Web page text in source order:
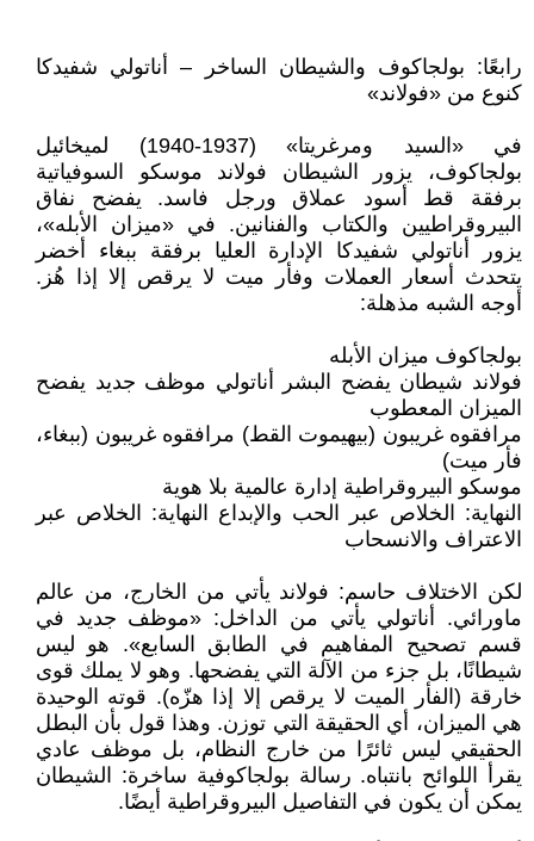
رابعًا: بولجاكوف والشيطان الساخر – أناتولي شفيدكا
كنوع من «فولاند»
في «السيد ومرغريتا» (1937-1940) لميخائيل
بولجاكوف، يزور الشيطان فولاند موسكو السوفياتية
برفقة قط أسود عملاق ورجل فاسد. يفضح نفاق
البيروقراطيين والكتاب والفنانين. في «ميزان الأبله»،
يزور أناتولي شفيدكا الإدارة العليا برفقة ببغاء أخضر
يتحدث أسعار العملات وفأر ميت لا يرقص إلا إذا هُز.
أوجه الشبه مذهلة:
بولجاكوف ميزان الأبله
فولاند شيطان يفضح البشر أناتولي موظف جديد يفضح
الميزان المعطوب
مرافقوه غريبون (بيهيموت القط) مرافقوه غريبون (ببغاء،
فأر ميت)
موسكو البيروقراطية إدارة عالمية بلا هوية
النهاية: الخلاص عبر الحب والإبداع النهاية: الخلاص عبر
الاعتراف والانسحاب
لكن الاختلاف حاسم: فولاند يأتي من الخارج، من عالم
ماورائي. أناتولي يأتي من الداخل: «موظف جديد في
قسم تصحيح المفاهيم في الطابق السابع». هو ليس
شيطانًا، بل جزء من الآلة التي يفضحها. وهو لا يملك قوى
خارقة (الفأر الميت لا يرقص إلا إذا هزّه). قوته الوحيدة
هي الميزان، أي الحقيقة التي توزن. وهذا قول بأن البطل
الحقيقي ليس ثائرًا من خارج النظام، بل موظف عادي
يقرأ اللوائح بانتباه. رسالة بولجاكوفية ساخرة: الشيطان
يمكن أن يكون في التفاصيل البيروقراطية أيضًا.